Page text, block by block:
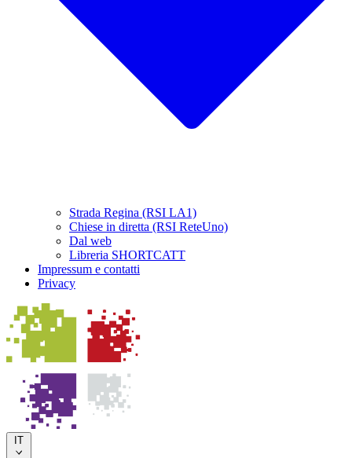
Strada Regina (RSI LA1)
Chiese in diretta (RSI ReteUno)
Dal web
Libreria SHORTCATT
Impressum e contatti
Privacy
IT